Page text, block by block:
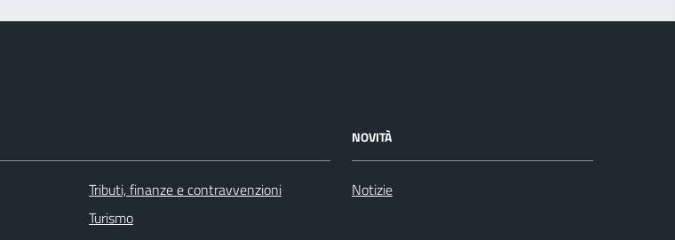
Tributi, finanze e contravvenzioni
Turismo
NOVITÀ
Notizie